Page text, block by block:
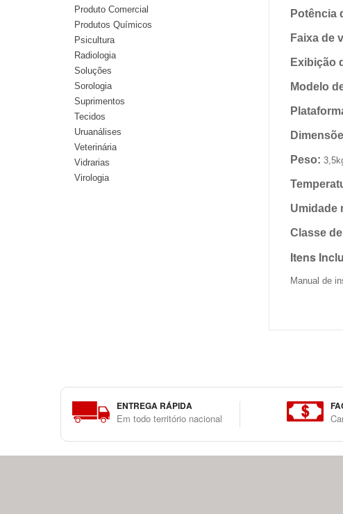
Potência
Faixa de
Exibição
Modelo
Peso:
Umidade
Classe
Itens
Manual de
Produto Comercial
Produtos Químicos
Psicultura
Radiologia
Soluções
Sorologia
Suprimentos
Tecidos
Uruanálises
Veterinária
Vidrarias
Virologia
ENTREGA RÁPIDA
Em todo território nacional